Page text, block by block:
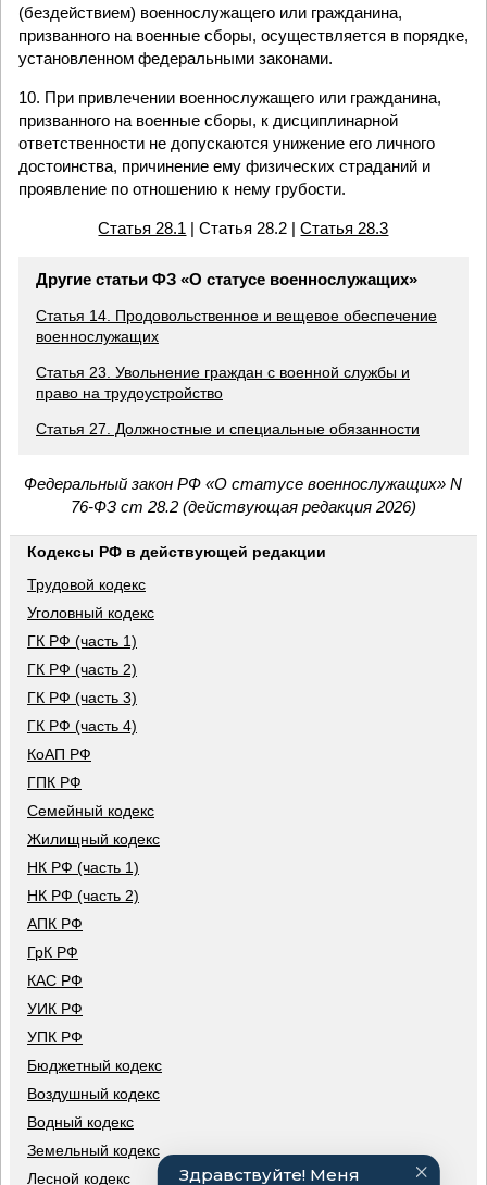
(бездействием) военнослужащего или гражданина,
призванного на военные сборы, осуществляется в порядке,
установленном федеральными законами.
10. При привлечении военнослужащего или гражданина,
призванного на военные сборы, к дисциплинарной
ответственности не допускаются унижение его личного
достоинства, причинение ему физических страданий и
проявление по отношению к нему грубости.
Статья 28.1 | Статья 28.2 |Статья 28.3
Другие статьи ФЗ «О статусе военнослужащих»
Статья 14. Продовольственное и вещевое обеспечение
военнослужащих
Статья 23. Увольнение граждан с военной службы и
право на трудоустройство
Статья 27. Должностные и специальные обязанности
Федеральный закон РФ «О статусе военнослужащих» N
76-ФЗ ст 28.2 (действующая редакция 2026)
Кодексы РФ в действующей редакции
Трудовой кодекс
Уголовный кодекс
ГК РФ (часть 1)
ГК РФ (часть 2)
ГК РФ (часть 3)
ГК РФ (часть 4)
КоАП РФ
ГПК РФ
Семейный кодекс
Жилищный кодекс
НК РФ (часть 1)
НК РФ (часть 2)
АПК РФ
ГрК РФ
КАС РФ
УИК РФ
УПК РФ
Бюджетный кодекс
Воздушный кодекс
Водный кодекс
Земельный кодекс
Лесной кодекс